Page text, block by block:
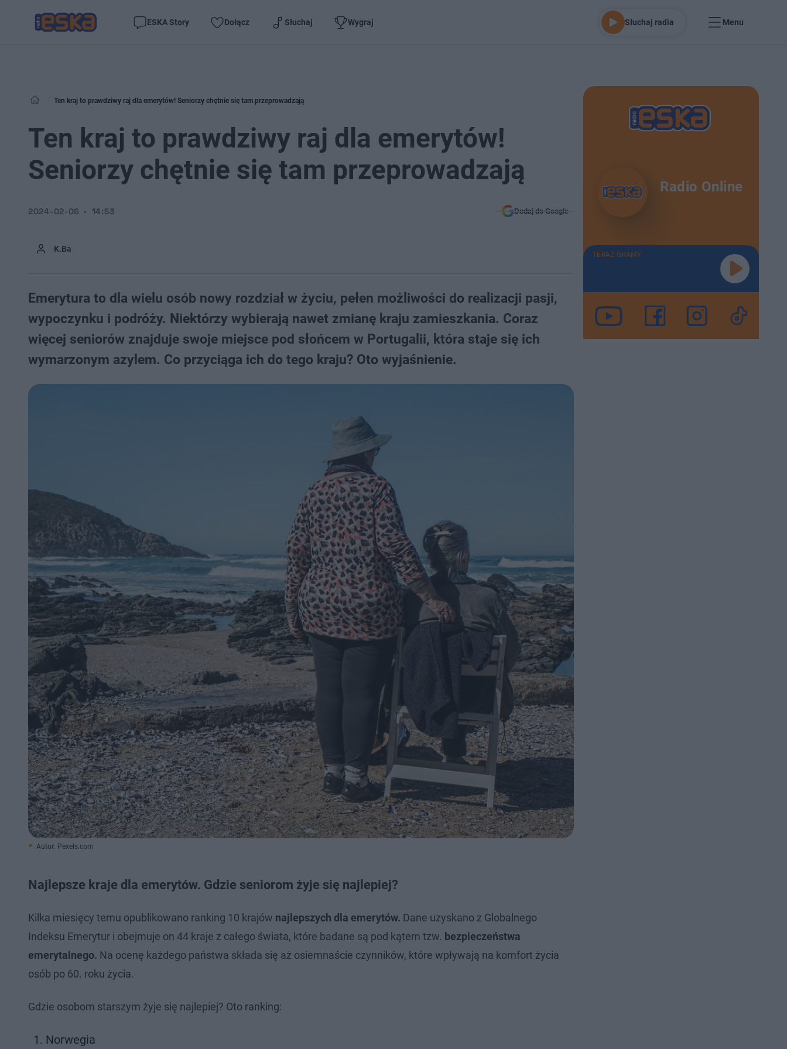
ESKA Story Dołącz Słuchaj Wygraj Słuchaj radia Menu
Ten kraj to prawdziwy raj dla emerytów! Seniorzy chętnie się tam przeprowadzają
Ten kraj to prawdziwy raj dla emerytów!
Seniorzy chętnie się tam przeprowadzają
K.Ba
2024-02-06 14:53 Dodaj do Google
Emerytura to dla wielu osób nowy rozdział w życiu, pełen możliwości do realizacji pasji,
wypoczynku i podróży. Niektórzy wybierają nawet zmianę kraju zamieszkania. Coraz
więcej seniorów znajduje swoje miejsce pod słońcem w Portugalii, która staje się ich
wymarzonym azylem. Co przyciąga ich do tego kraju? Oto wyjaśnienie.
Autor: Pexels.com
Najlepsze kraje dla emerytów. Gdzie seniorom żyje się najlepiej?
Kilka miesięcy temu opublikowano ranking 10 krajów najlepszych dla emerytów. Dane uzyskano z Globalnego
Indeksu Emerytur i obejmuje on 44 kraje z całego świata, które badane są pod kątem tzw. bezpieczeństwa
emerytalnego. Na ocenę każdego państwa składa się aż osiemnaście czynników, które wpływają na komfort życia
osób po 60. roku życia.
Gdzie osobom starszym żyje się najlepiej? Oto ranking:
Norwegia
Radio Online
TERAZ GRAMY